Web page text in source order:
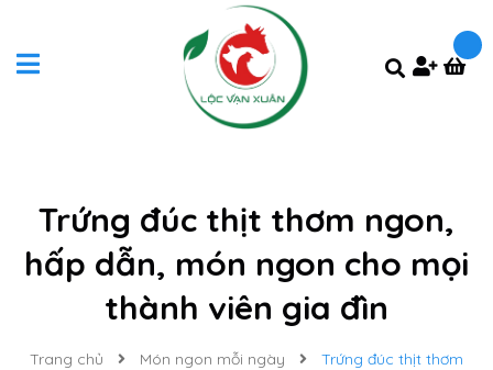
Trứng đúc thịt thơm ngon,
hấp dẫn, món ngon cho mọi
thành viên gia đìn
Trang chủ Món ngon mỗi ngày
Trứng đúc thịt thơm